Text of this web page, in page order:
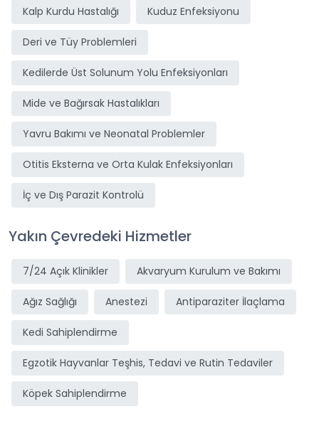
Kalp Kurdu Hastalığı Kuduz Enfeksiyonu
Deri ve Tüy Problemleri
Kedilerde Üst Solunum Yolu Enfeksiyonları
Mide ve Bağırsak Hastalıkları
Yavru Bakımı ve Neonatal Problemler
Otitis Eksterna ve Orta Kulak Enfeksiyonları
İç ve Dış Parazit Kontrolü
Yakın Çevredeki Hizmetler
7/24 Açık Klinikler Akvaryum Kurulum ve Bakımı
Ağız Sağlığı Anestezi Antiparaziter İlaçlama
Kedi Sahiplendirme
Egzotik Hayvanlar Teşhis, Tedavi ve Rutin Tedaviler
Köpek Sahiplendirme